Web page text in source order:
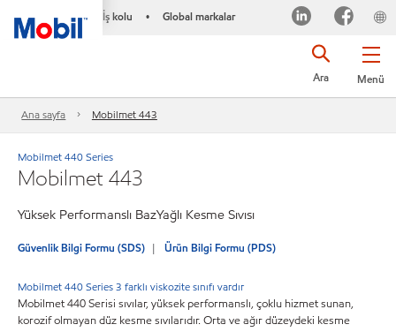
İş kolu • Global markalar
Menü
Ara
Ana sayfa Mobilmet 443
Mobilmet 440 Series
Mobilmet 443
Yüksek Performanslı BazYağlı Kesme Sıvısı
Güvenlik Bilgi Formu (SDS) Ürün Bilgi Formu (PDS)
Mobilmet 440 Series 3 farklı viskozite sınıfı vardır
Mobilmet 440 Serisi sıvılar, yüksek performanslı, çoklu hizmet sunan,
korozif olmayan düz kesme sıvılarıdır. Orta ve ağır düzeydeki kesme